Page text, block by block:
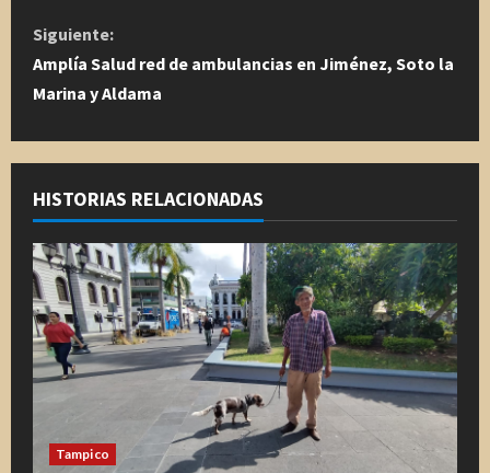
u
e
l
e
y
e
n
d
Siguiente:
Amplía Salud red de ambulancias en Jiménez, Soto la
Marina y Aldama
HISTORIAS RELACIONADAS
Tampico